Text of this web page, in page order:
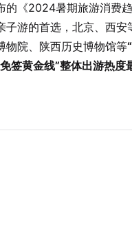
的《2024暑期旅游消费
子游的首选，北京、西
物院、陕西历史博物馆等
签黄金线”整体出游热度